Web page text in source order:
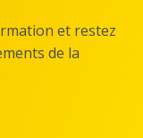
et restez
de la